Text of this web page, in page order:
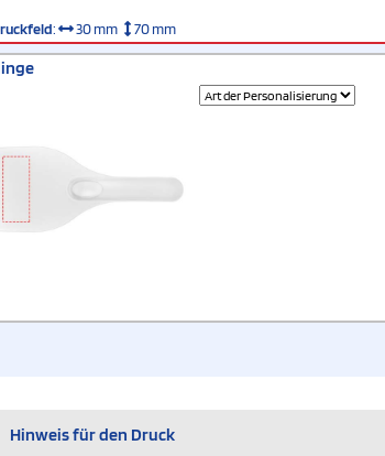
: 30 mm 70 mm
Hinweis für den Druck